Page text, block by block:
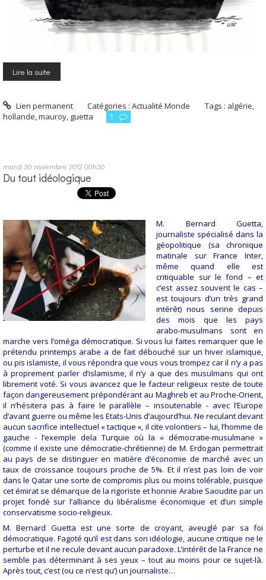
Lire la suite
Lien permanent Catégories :Actualité Monde Tags : algérie,
hollande,mauroy, guetta 1
mardi 20 novembre 2012 00h30
Du tout idéologique
M. Bernard Guetta,
journaliste spécialisé dans la
géopolitique (sa chronique
matinale sur France Inter,
même quand elle est
critiquable sur le fond – et
c’est assez souvent le cas –
est toujours d’un très grand
intérêt) nous serine depuis
des mois que les pays
arabo-musulmans sont en
marche vers l’oméga démocratique. Si vous lui faites remarquer que le
prétendu printemps arabe a de fait débouché sur un hiver islamique,
ou pis islamiste, il vous répondra que vous vous trompez car il n’y a pas
à proprement parler d’islamisme, il n’y a que des musulmans qui ont
librement voté. Si vous avancez que le facteur religieux reste de toute
façon dangereusement prépondérant au Maghreb et au Proche-Orient,
il n’hésitera pas à faire le parallèle – insoutenable - avec l’Europe
d’avant guerre ou même les Etats-Unis d’aujourd’hui. Ne reculant devant
aucun sacrifice intellectuel « tactique », il cite volontiers – lui, l’homme de
gauche - l’exemple dela Turquie où la « démocratie-musulmane »
(comme il existe une démocratie-chrétienne) de M. Erdogan permettrait
au pays de se distinguer en matière d’économie de marché avec un
taux de croissance toujours proche de 5%. Et il n’est pas loin de voir
dans le Qatar une sorte de compromis plus ou moins tolérable, puisque
cet émirat se démarque de la rigoriste et honnie Arabie Saoudite par un
projet fondé sur l’alliance du libéralisme économique et d’un simple
conservatisme socio-religieux.
M. Bernard Guetta est une sorte de croyant, aveuglé par sa foi
démocratique. Fagoté qu’il est dans son idéologie, aucune critique ne le
perturbe et il ne recule devant aucun paradoxe. L’intérêt de la France ne
semble pas déterminant à ses yeux – tout au moins pour ce sujet-là.
Après tout, c’est (ou ce n’est qu’) un journaliste…